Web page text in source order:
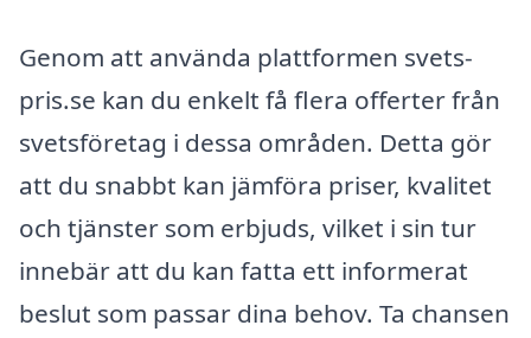
Genom att använda plattformen svets-
pris.se kan du enkelt få flera offerter från
svetsföretag i dessa områden. Detta gör
att du snabbt kan jämföra priser, kvalitet
och tjänster som erbjuds, vilket i sin tur
innebär att du kan fatta ett informerat
beslut som passar dina behov. Ta chansen